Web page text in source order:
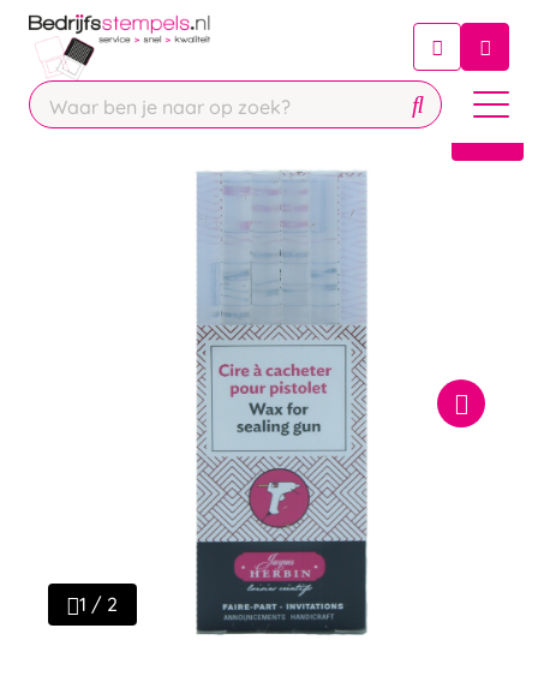
Chatbot
Chat 24/7 met onze chatbot voor
Contact
1 / 2